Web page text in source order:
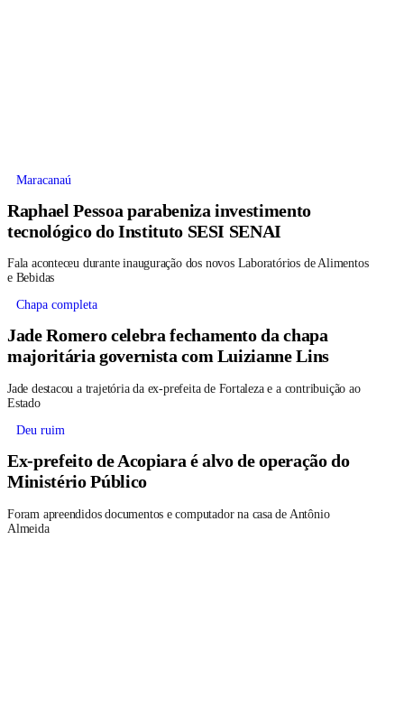
Maracanaú
Raphael Pessoa parabeniza investimento
tecnológico do Instituto SESI SENAI
Fala aconteceu durante inauguração dos novos Laboratórios de Alimentos
e Bebidas
Chapa completa
Jade Romero celebra fechamento da chapa
majoritária governista com Luizianne Lins
Jade destacou a trajetória da ex-prefeita de Fortaleza e a contribuição ao
Estado
Deu ruim
Ex-prefeito de Acopiara é alvo de operação do
Ministério Público
Foram apreendidos documentos e computador na casa de Antônio
Almeida